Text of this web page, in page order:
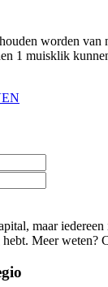
worden van
1 muisklik
maar
Meer weten?